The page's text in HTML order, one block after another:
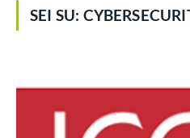
SEI SU: